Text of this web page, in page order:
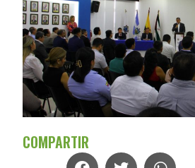
COMPARTIR